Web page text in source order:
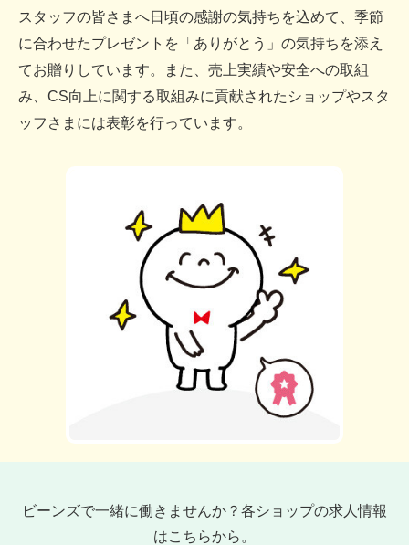
スタッフの皆さまへ日頃の感謝の気持ちを込めて、季節
に合わせたプレゼントを「ありがとう」の気持ちを添え
てお贈りしています。また、売上実績や安全への取組
み、CS向上に関する取組みに貢献されたショップやスタ
ッフさまには表彰を行っています。
ビーンズで一緒に働きませんか？各ショップの求人情報
はこちらから。